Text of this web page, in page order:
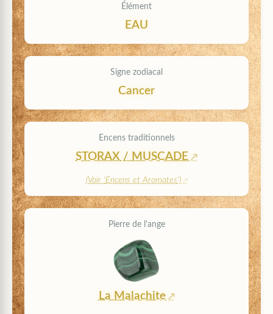
Élément
EAU
Signe zodiacal
Cancer
Encens traditionnels
STORAX / MUSCADE
(Voir 'Encens et Aromates')
Pierre de l'ange
La Malachite